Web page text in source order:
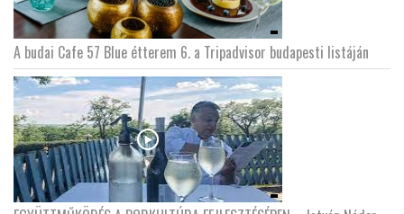
A budai Cafe 57 Blue étterem 6. a Tripadvisor budapesti listáján